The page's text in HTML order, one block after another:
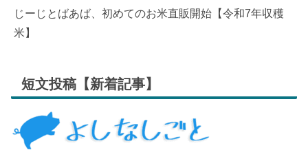
じーじとばあば、初めてのお米直販開始【令和7年収穫
米】
短文投稿【新着記事】